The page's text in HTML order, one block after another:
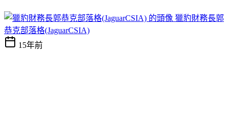
獵豹財務長郭
恭克部落格(JaguarCSIA)
15年前